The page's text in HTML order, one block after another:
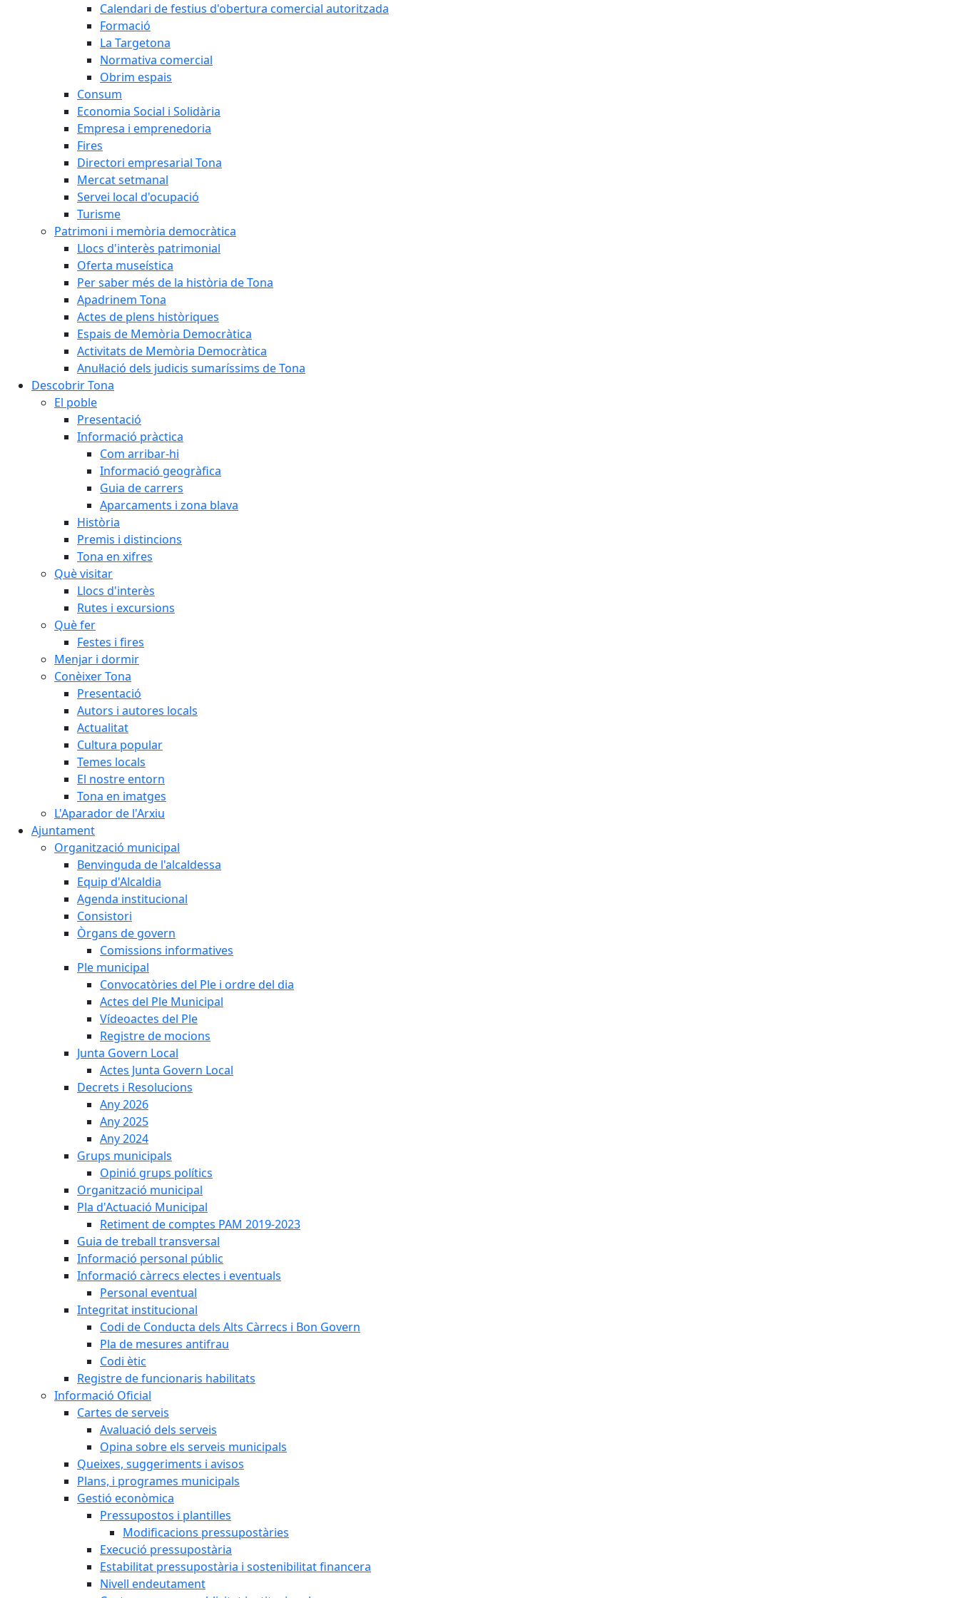
Calendari de festius d'obertura comercial autoritzada
Formació
La Targetona
Normativa comercial
Obrim espais
Consum
Economia Social i Solidària
Empresa i emprenedoria
Fires
Directori empresarial Tona
Mercat setmanal
Servei local d'ocupació
Turisme
Patrimoni i memòria democràtica
Llocs d'interès patrimonial
Oferta museística
Per saber més de la història de Tona
Apadrinem Tona
Actes de plens històriques
Espais de Memòria Democràtica
Activitats de Memòria Democràtica
Anul·lació dels judicis sumaríssims de Tona
Descobrir Tona
El poble
Presentació
Informació pràctica
Com arribar-hi
Informació geogràfica
Guia de carrers
Aparcaments i zona blava
Història
Premis i distincions
Tona en xifres
Què visitar
Llocs d'interès
Rutes i excursions
Què fer
Festes i fires
Menjar i dormir
Conèixer Tona
Presentació
Autors i autores locals
Actualitat
Cultura popular
Temes locals
El nostre entorn
Tona en imatges
L'Aparador de l'Arxiu
Ajuntament
Organització municipal
Benvinguda de l'alcaldessa
Equip d'Alcaldia
Agenda institucional
Consistori
Òrgans de govern
Comissions informatives
Ple municipal
Convocatòries del Ple i ordre del dia
Actes del Ple Municipal
Vídeoactes del Ple
Registre de mocions
Junta Govern Local
Actes Junta Govern Local
Decrets i Resolucions
Any 2026
Any 2025
Any 2024
Grups municipals
Opinió grups polítics
Organització municipal
Pla d'Actuació Municipal
Retiment de comptes PAM 2019-2023
Guia de treball transversal
Informació personal públic
Informació càrrecs electes i eventuals
Personal eventual
Integritat institucional
Codi de Conducta dels Alts Càrrecs i Bon Govern
Pla de mesures antifrau
Codi ètic
Registre de funcionaris habilitats
Informació Oficial
Cartes de serveis
Avaluació dels serveis
Opina sobre els serveis municipals
Queixes, suggeriments i avisos
Plans, i programes municipals
Gestió econòmica
Pressupostos i plantilles
Modificacions pressupostàries
Execució pressupostària
Estabilitat pressupostària i sostenibilitat financera
Nivell endeutament